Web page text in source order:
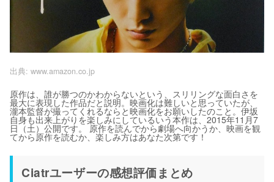
出典: www.amazon.co.jp
原作は、誰が勝つのかわからないという、スリリングな面白さを
最大に表現した作品だと説明。映画化は難しいと思っていたが、
瀧本監督が撮ってくれるならと映画化をお願いしたのこと。伊坂
自身も出来上がりを楽しみにしているいう本作は、2015年11月7
日（土）公開です。 原作を読んでから劇場へ向かうか、映画を観
てから原作を読むか、楽しみ方はあなた次第です！
Ciatrユーザーの感想評価まとめ